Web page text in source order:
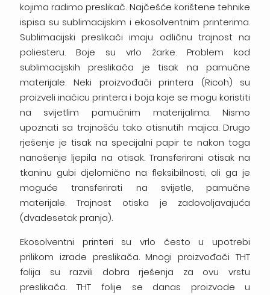
kojima radimo preslikač. Najčešće korištene tehnike
ispisa su sublimacijskim i ekosolventnim printerima.
Sublimacijski preslikači imaju odličnu trajnost na
poliesteru. Boje su vrlo žarke. Problem kod
sublimacijskih preslikača je tisak na pamučne
materijale. Neki proizvođači printera (Ricoh) su
proizveli inačicu printera i boja koje se mogu koristiti
na svijetlim pamučnim materijalima. Nismo
upoznati sa trajnošću tako otisnutih majica. Drugo
rješenje je tisak na specijalni papir te nakon toga
nanošenje ljepila na otisak. Transferirani otisak na
tkaninu gubi djelomično na fleksibilnosti, ali ga je
moguće transferirati na svijetle, pamučne
materijale. Trajnost otiska je zadovoljavajuća
(dvadesetak pranja).
Ekosolventni printeri su vrlo često u upotrebi
prilikom izrade preslikača. Mnogi proizvođači THT
folija su razvili dobra rješenja za ovu vrstu
preslikača. THT folije se danas proizvode u